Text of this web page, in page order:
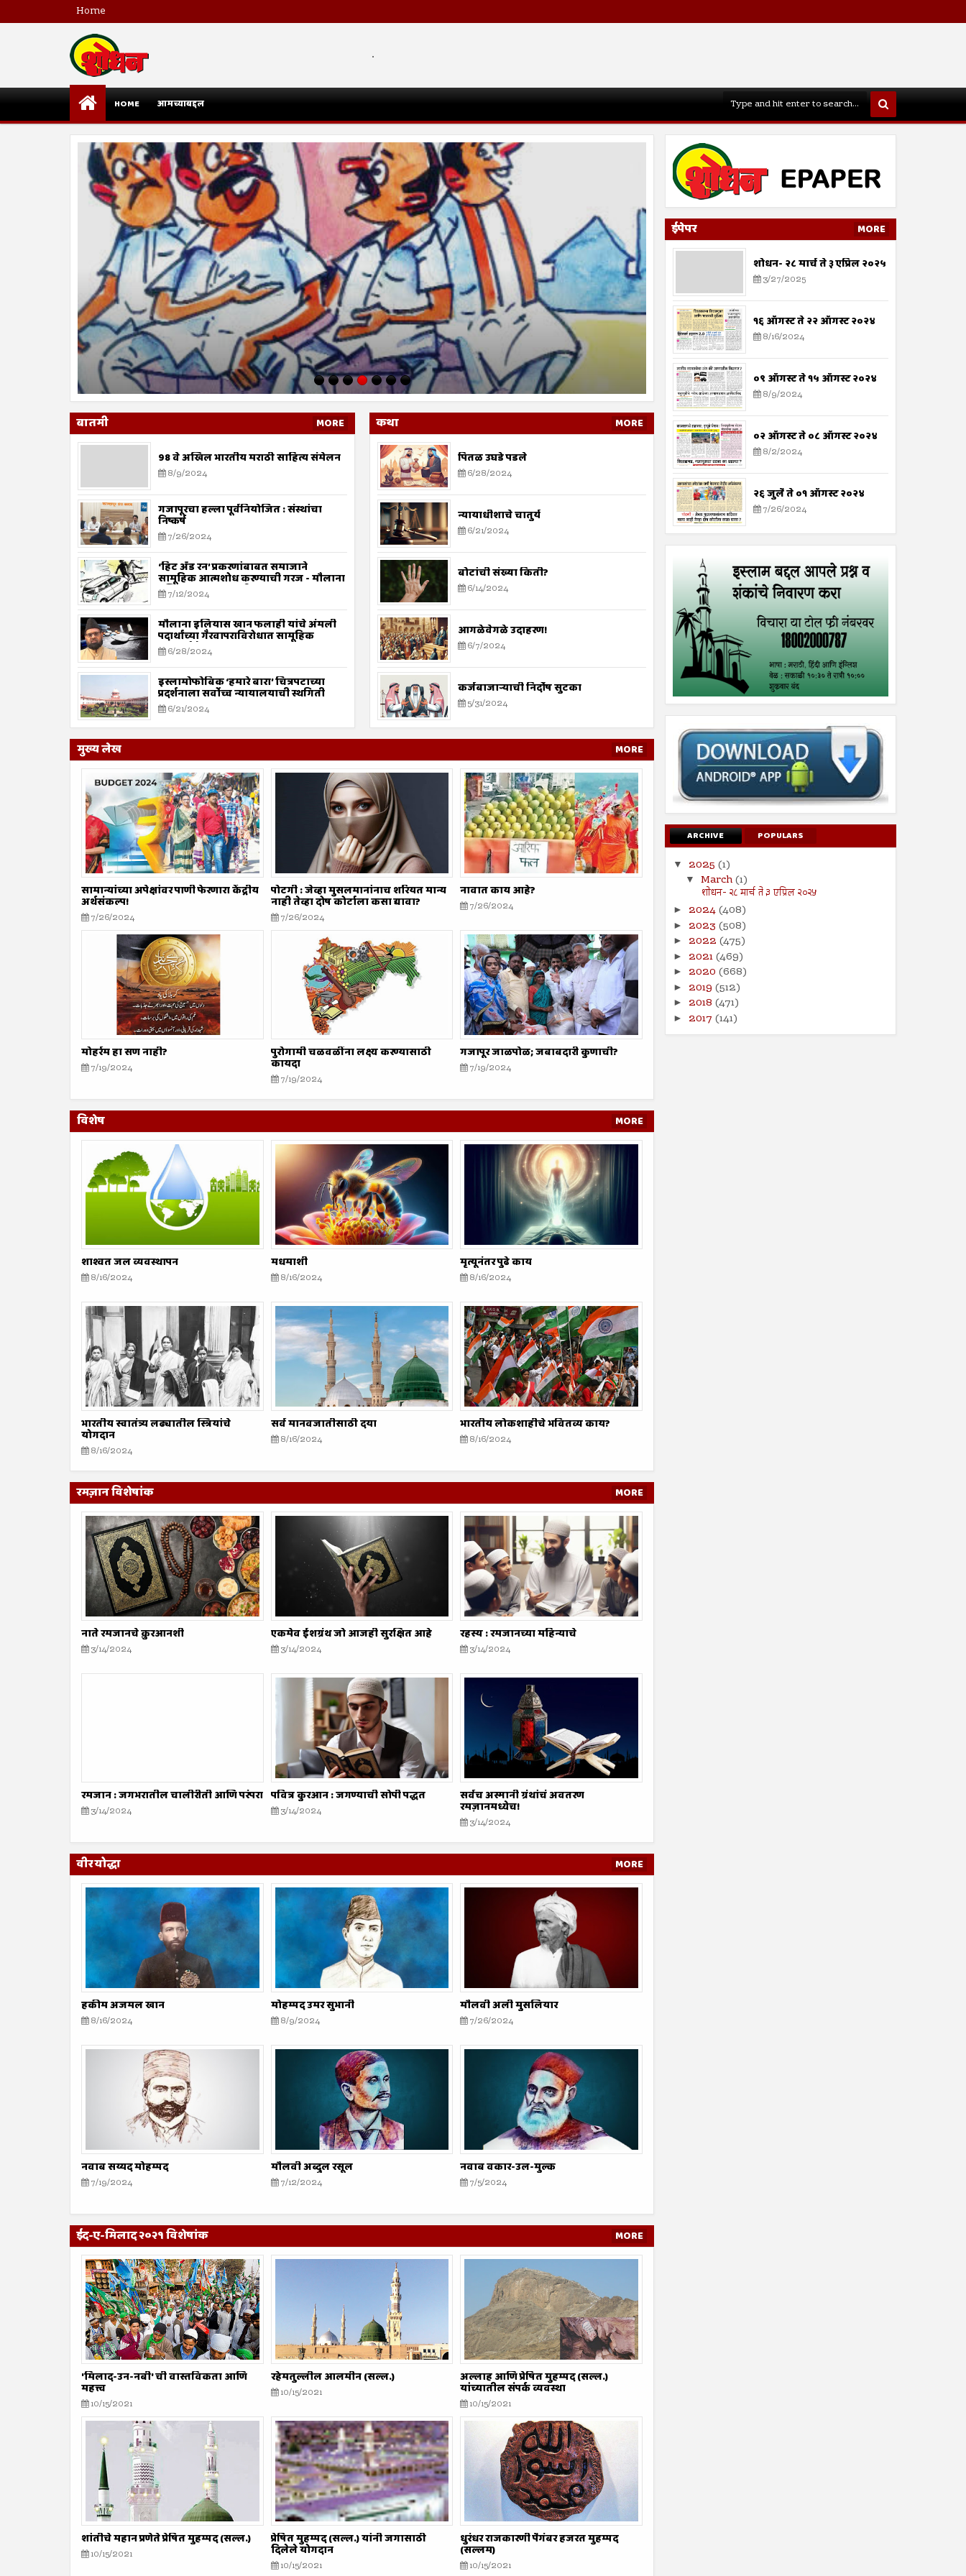
Home
.
HOME आमच्याबद्दल
राजरोस आरोपांची चिखलफेकीने नैतिकतेची तोडफोड, निव्वळ गलथान
राजकारणामुळे जनसेवेचा बट्ट्याबोळ...!
8/16/2024
वरील शीर्षक हे आजघडीला किती सूचक, समर्पक व पूरक आहे - हे सहजी सप्रमाण व उघडपणे दिसून येते. राजकारणात उच्च व नीच या स्तरावर
कार्य आधीही व्हायचे, पण मागील काही काळापासून राजकारणाच्या पटलावर जनसेवा हा प्...
तरुण नेतृत्वाचा अभाव अमेरिकेच्या
२०२४ च्या अमेरिकन अध्यक्षीय निवडणुकीच्या प्राथमिक टप्प्यातील सध्याची
बातमी MORE
98 वे अखिल भारतीय मराठी साहित्य संमेलन
8/9/2024
गजापूरचा हल्ला पूर्वनियोजित : संस्थांचा
निष्कर्ष
7/26/2024
‘हिट अँड रन’ प्रकरणांबाबत समाजाने
सामूहिक आत्मशोध करण्याची गरज - मौलाना
इलियास खान फलाही
7/12/2024
मौलाना इलियास खान फलाही यांचे अंमली
पदार्थांच्या गैरवापराविरोधात सामूहिक
कारवाईचे आवाहन
6/28/2024
इस्लामोफोबिक ‘हमारे बारा’ चित्रपटाच्या
प्रदर्शनाला सर्वोच्च न्यायालयाची स्थगिती
6/21/2024
कथा MORE
पितळ उघडे पडले
6/28/2024
न्यायाधीशाचे चातुर्य
6/21/2024
बोटांची संख्या किती?
6/14/2024
आगळेवेगळे उदाहरण!
6/7/2024
कर्जबाजाऱ्याची निर्दोष सुटका
5/31/2024
मुख्य लेख MORE
सामान्यांच्या अपेक्षांवर पाणी फेरणारा केंद्रीय
अर्थसंकल्प!
7/26/2024
पोटगी : जेव्हा मुसलमानांनाच शरियत मान्य
नाही तेव्हा दोष कोर्टाला कसा द्यावा?
7/26/2024
नावात काय आहे?
7/26/2024
मोहर्रम हा सण नाही?
7/19/2024
पुरोगामी चळवळींना लक्ष्य करण्यासाठी
कायदा
7/19/2024
गजापूर जाळपोळ; जबाबदारी कुणाची?
7/19/2024
विशेष MORE
शाश्वत जल व्यवस्थापन
8/16/2024
मधमाशी
8/16/2024
मृत्यूनंतर पुढे काय
8/16/2024
भारतीय स्वातंत्र्य लढ्यातील स्त्रियांचे
योगदान
8/16/2024
सर्व मानवजातीसाठी दया
8/16/2024
भारतीय लोकशाहीचे भवितव्य काय?
8/16/2024
रमज़ान विशेषांक MORE
नाते रमजानचे क़ुरआनशी
3/14/2024
एकमेव ईशग्रंथ जो आजही सुरक्षित आहे
3/14/2024
रहस्य : रमजानच्या महिन्याचे
3/14/2024
रमजान : जगभरातील चालीरीती आणि परंपरा
3/14/2024
पवित्र कुरआन : जगण्याची सोपी पद्धत
3/14/2024
सर्वच अस्मानी ग्रंथांचं अवतरण
रमज़ानमध्येच!
3/14/2024
वीर योद्धा MORE
हकीम अजमल खान
8/16/2024
मोहम्मद उमर सुभानी
8/9/2024
मौलवी अली मुसलियार
7/26/2024
नवाब सय्यद मोहम्मद
7/19/2024
मौलवी अब्दुल रसूल
7/12/2024
नवाब वकार-उल-मुल्क
7/5/2024
ईद-ए-मिलाद २०२१ विशेषांक MORE
'मिलाद-उन-नबी' ची वास्तविकता आणि
महत्त्व
10/15/2021
रहेमतुल्लील आलमीन (सल्ल.)
10/15/2021
अल्लाह आणि प्रेषित मुहम्मद (सल्ल.)
यांच्यातील संपर्क व्यवस्था
10/15/2021
शांतीचे महान प्रणेते प्रेषित मुहम्मद (सल्ल.)
10/15/2021
प्रेषित मुहम्मद (सल्ल.) यांनी जगासाठी
दिलेले योगदान
10/15/2021
धुरंधर राजकारणी पैगंबर हजरत मुहम्मद
(सल्लम)
10/15/2021
ईपेपर MORE
शोधन- २८ मार्च ते ३ एप्रिल २०२५
3/27/2025
१६ ऑगस्ट ते २२ ऑगस्ट २०२४
8/16/2024
०९ ऑगस्ट ते १५ ऑगस्ट २०२४
8/9/2024
०२ ऑगस्ट ते ०८ ऑगस्ट २०२४
8/2/2024
२६ जुलै ते ०१ ऑगस्ट २०२४
7/26/2024
ARCHIVE POPULARS
▼ 2025 (1)
▼ March(1)
शोधन- २८ मार्च ते ३ एप्रिल २०२५
► 2024(408)
► 2023 (508)
► 2022 (475)
► 2021(469)
► 2020 (668)
► 2019 (512)
► 2018 (471)
► 2017 (141)